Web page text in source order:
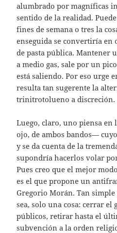
alumbrado por magníficas
sentido de la realidad.
fines de semana o tres la
enseguida se convertiría en
de pasta pública. Mantener
a medio gas, sale por un
está saliendo. Por eso urge
resulta tan sugerente la
trinitrotolueno a discreción.
Luego, claro, uno piensa
ojo, de ambos bandos—
y se da cuenta de la
supondría hacerlos volar
Pues creo que el mejor
es el que propone un
Gregorio Morán. Tan simple
sea, solo una cosa: cerrar el
públicos, retirar hasta el
subvención a la orden